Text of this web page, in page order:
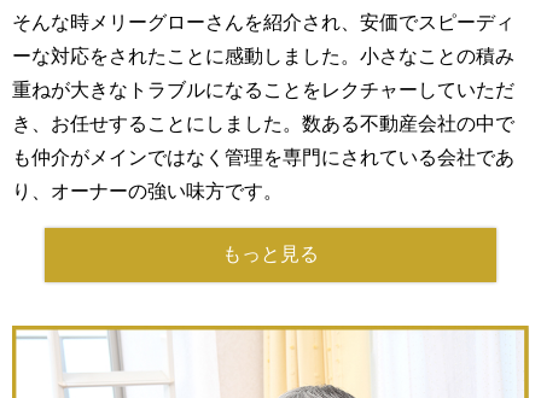
そんな時メリーグローさんを紹介され、安価でスピーディ
ーな対応をされたことに感動しました。小さなことの積み
重ねが大きなトラブルになることをレクチャーしていただ
き、お任せすることにしました。数ある不動産会社の中で
も仲介がメインではなく管理を専門にされている会社であ
り、オーナーの強い味方です。
もっと見る